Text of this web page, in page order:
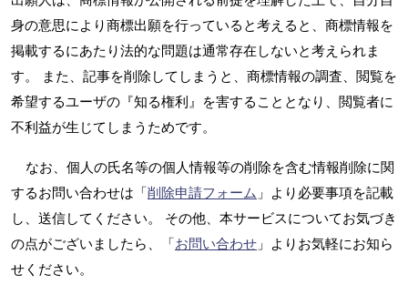
身の意思により商標出願を行っていると考えると、商標情報を
掲載するにあたり法的な問題は通常存在しないと考えられま
す。 また、記事を削除してしまうと、商標情報の調査、閲覧を
希望するユーザの『知る権利』を害することとなり、閲覧者に
不利益が生じてしまうためです。
なお、個人の氏名等の個人情報等の削除を含む情報削除に関
するお問い合わせは「削除申請フォーム 」より必要事項を記載
し、送信してください。 その他、本サービスについてお気づき
の点がございましたら、「お問い合わせ 」よりお気軽にお知ら
せください。